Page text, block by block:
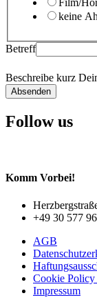
Film/
keine
Betreff
Beschreibe kurz
Absenden
Follow us
Komm Vorbei!
+49 30 577
AGB
Cookie
Impressum